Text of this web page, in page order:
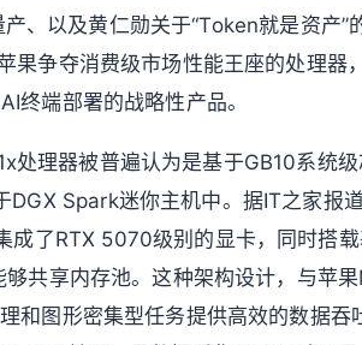
、以及黄仁勋关于“Token就是资产”
果争夺消费级市场性能王座的处理器
终端部署的战略性产品。
处理器被普遍认为是基于GB10系统
DGX Spark迷你主机中。据IT之家报
成了RTX 5070级别的显卡，同时搭
共享内存池。这种架构设计，与苹
和图形密集型任务提供高效的数据吞